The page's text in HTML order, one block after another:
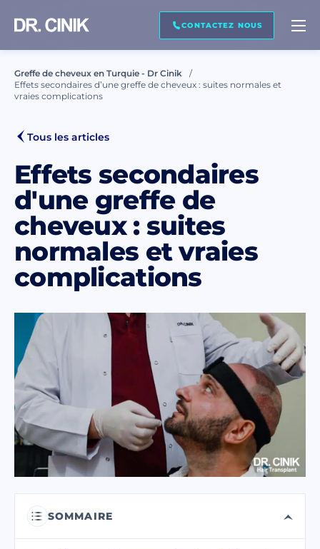
CONTACTEZ NOUS
RAPPELEZ MOI
Prénom *
Courriel *
Téléphone *
politique de confidentialité.
J’ai lu et j’accepte le Consentement pour Message Électronique Commercial
ENVOYER
Greffe de cheveux en Turquie - Dr Cinik
Effets secondaires d’une greffe de cheveux : suites normales et
vraies complications
Tous les articles
Effets secondaires
d'une greffe de
cheveux : suites
normales et vraies
complications
SOMMAIRE